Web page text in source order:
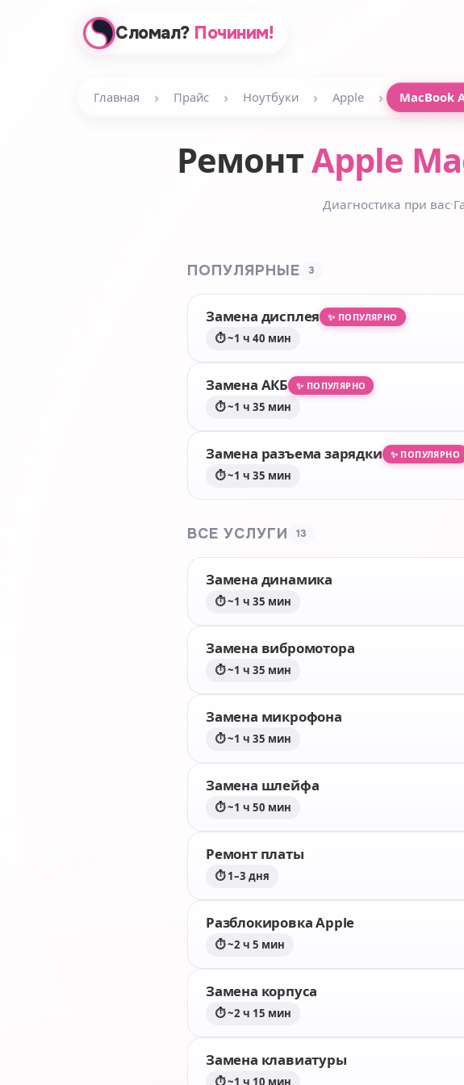
Сломал? Починим!
Главная › Прайс › Ноутбуки › Apple › MacBook
РемонтApple
Диагностика при вас·
ПОПУЛЯРНЫЕ 3
Замена дисплея ✨ ПОПУЛЯРНО
⏱ ~1 ч 40 мин
Замена АКБ ✨ ПОПУЛЯРНО
⏱ ~1 ч 35 мин
Замена разъема зарядки ✨ ПОПУЛЯРНО
⏱ ~1 ч 35 мин
ВСЕ УСЛУГИ 13
Замена динамика
⏱ ~1 ч 35 мин
Замена вибромотора
⏱ ~1 ч 35 мин
Замена микрофона
⏱ ~1 ч 35 мин
Замена шлейфа
⏱ ~1 ч 50 мин
Ремонт платы
⏱ 1–3 дня
Разблокировка Apple
⏱ ~2 ч 5 мин
Замена корпуса
⏱ ~2 ч 15 мин
Замена клавиатуры
⏱ ~1 ч 10 мин